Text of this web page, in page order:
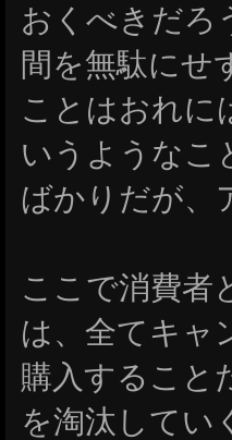
おくべきだろ
間を無駄にせ
ことはおれに
いうようなこ
ばかりだが、
ここで消費者
は、全てキャ
購入すること
を淘汰してい